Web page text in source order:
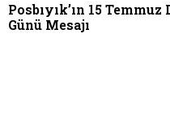
Posbıyık’ın 15
Günü Mesajı